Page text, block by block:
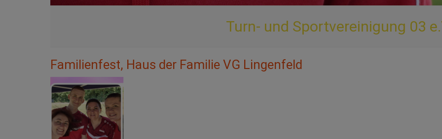
Turn- und Sportvereinigung 03
Familienfest, Haus der Familie VG Lingenfeld